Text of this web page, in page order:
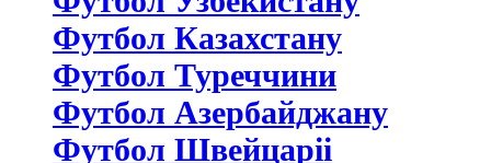
Футбол Казахстану
Футбол Туреччини
Футбол Азербайджану
Футбол Швейцаріі